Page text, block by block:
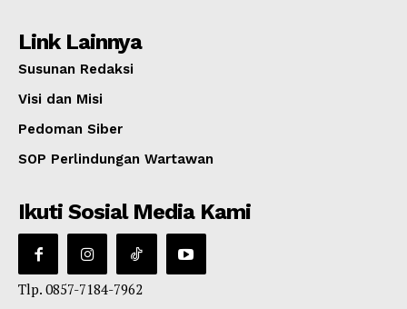
Link Lainnya
Susunan Redaksi
Visi dan Misi
Pedoman Siber
SOP Perlindungan Wartawan
Ikuti Sosial Media Kami
Tlp. 0857-7184-7962